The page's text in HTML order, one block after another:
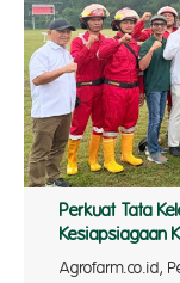
Perkuat Tata
Kesiapsiagaan
Agrofarm.co.id,